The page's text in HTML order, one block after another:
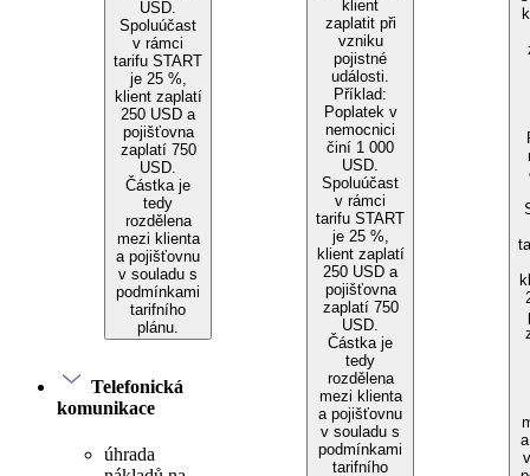
USD.
Spoluúčast
v rámci
tarifu START
je 25 %,
klient zaplatí
250 USD a
pojišťovna
zaplatí 750
USD.
Částka je
tedy
rozdělena
mezi klienta
a pojišťovnu
v souladu s
podmínkami
tarifního
plánu.
Telefonická
komunikace
úhrada
klient
zaplatit při
vzniku
pojistné
události.
Příklad:
Poplatek v
nemocnici
činí 1 000
USD.
Spoluúčast
v rámci
tarifu START
je 25 %,
klient zaplatí
250 USD a
pojišťovna
zaplatí 750
USD.
Částka je
tedy
rozdělena
mezi klienta
a pojišťovnu
v souladu s
podmínkami
tarifního